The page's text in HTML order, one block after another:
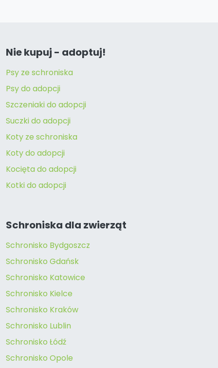
Nie kupuj - adoptuj!
Psy ze schroniska
Psy do adopcji
Szczeniaki do adopcji
Suczki do adopcji
Koty ze schroniska
Koty do adopcji
Kocięta do adopcji
Kotki do adopcji
Schroniska dla zwierząt
Schronisko Bydgoszcz
Schronisko Gdańsk
Schronisko Katowice
Schronisko Kielce
Schronisko Kraków
Schronisko Lublin
Schronisko Łódź
Schronisko Opole